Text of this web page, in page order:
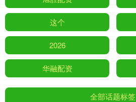
这个
2026
华融配资
全部话题标签